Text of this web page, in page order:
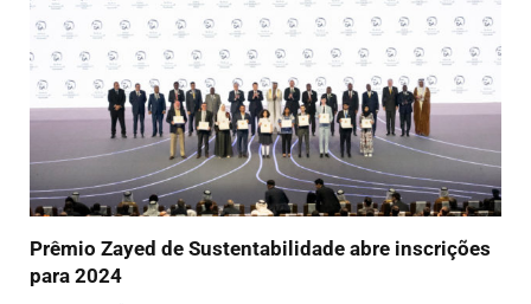
Prêmio Zayed de Sustentabilidade abre inscrições
para 2024